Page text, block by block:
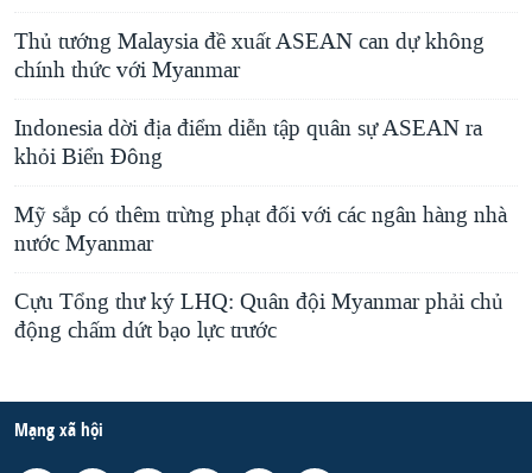
Thủ tướng Malaysia đề xuất ASEAN can dự không
chính thức với Myanmar
Indonesia dời địa điểm diễn tập quân sự ASEAN ra
khỏi Biển Đông
Mỹ sắp có thêm trừng phạt đối với các ngân hàng nhà
nước Myanmar
Cựu Tổng thư ký LHQ: Quân đội Myanmar phải chủ
động chấm dứt bạo lực trước
Mạng xã hội